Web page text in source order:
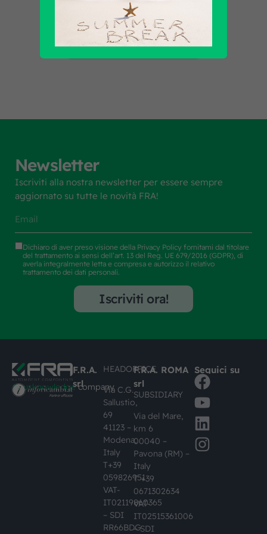
Scopri tutti i prodotti
Newsletter
Iscriviti alla nostra newsletter per essere sempre
aggiornato su tutte le novità FRA!
Dichiaro di aver preso visione della Privacy Policy fornitami dal titolare
del trattamento ai sensi dell’art. 13 del Reg. UE 679/2016 (GDPR), di
averla integralmente letta e compresa e autorizzo il relativo
trattamento dei dati personali.
Iscriviti ora!
#busknowledgecompany
F.R.A.
srl
HEADOFFICE
Via C.G.
Sallustio,
69
41123 –
Modena,
Italy
T+39
059826951
VAT-
IT02119860365
– SDI
RR66BDG
F.R.A. ROMA
srl
SUBSIDIARY
Via del Mare,
km 6
00040 –
Pavona (RM) –
Italy
T +39
0671302634
VAT-
IT02515361006
– SDI
Seguici su